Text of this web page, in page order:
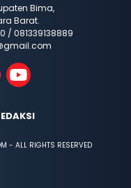
Bima,
Barat.
/ 081339138889
- ALL RIGHTS RESERVED